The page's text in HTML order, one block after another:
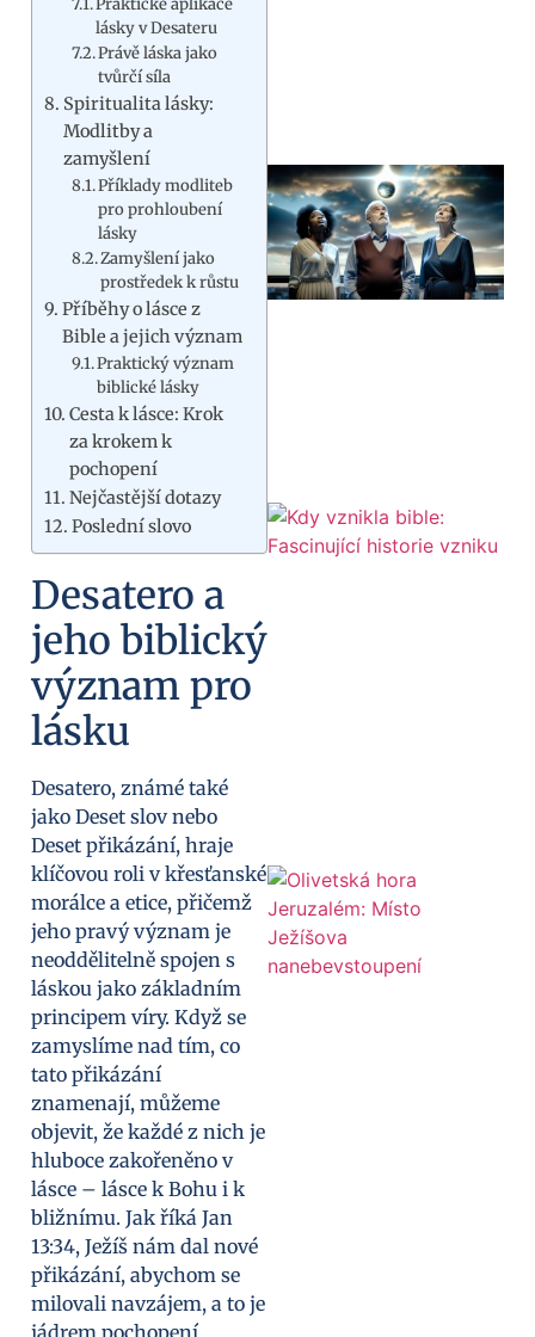
Praktické aplikace
lásky v Desateru
Právě láska jako
tvůrčí síla
Spiritualita lásky:
Modlitby a
zamyšlení
Příklady modliteb
pro prohloubení
lásky
Zamyšlení jako
prostředek k růstu
Příběhy o lásce z
Bible a jejich význam
Praktický význam
biblické lásky
Cesta k lásce: Krok
za krokem k
pochopení
Nejčastější dotazy
Poslední slovo
Desatero a
jeho biblický
význam pro
lásku
Desatero, známé také
jako Deset slov nebo
Deset přikázání, hraje
klíčovou roli v křesťanské
morálce a etice, přičemž
jeho pravý význam je
neoddělitelně spojen s
láskou jako základním
principem víry. Když se
zamyslíme nad tím, co
tato přikázání
znamenají, můžeme
objevit, že každé z nich je
hluboce zakořeněno v
lásce – lásce k Bohu i k
bližnímu. Jak říká Jan
13:34, Ježíš nám dal nové
přikázání, abychom se
milovali navzájem, a to je
jádrem pochopení